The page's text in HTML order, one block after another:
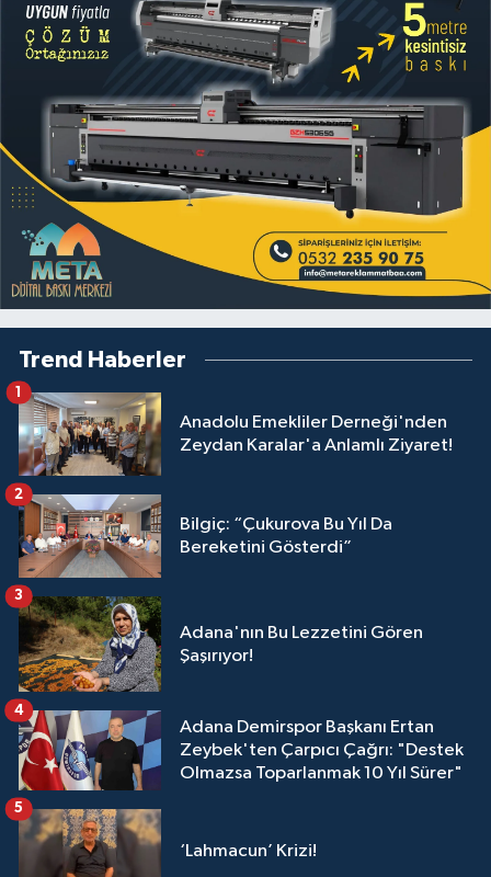
Trend Haberler
Anadolu Emekliler Derneği'nden
Zeydan Karalar'a Anlamlı Ziyaret!
1
Bilgiç: “Çukurova Bu Yıl Da
Bereketini Gösterdi”
2
Adana'nın Bu Lezzetini Gören
Şaşırıyor!
3
Adana Demirspor Başkanı Ertan
Zeybek'ten Çarpıcı Çağrı: "Destek
Olmazsa Toparlanmak 10 Yıl Sürer"
4
‘Lahmacun’ Krizi!
5